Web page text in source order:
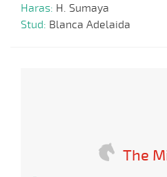
Haras: H. Sumaya
Stud: Blanca Adelaida
The